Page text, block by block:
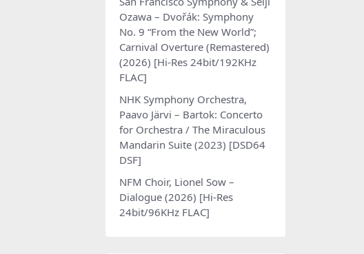
Ozawa – Dvořák: Symphony
No. 9 “From the New World”;
Carnival Overture (Remastered)
(2026) [Hi-Res 24bit/192KHz
FLAC]
NHK Symphony Orchestra,
Paavo Järvi – Bartok: Concerto
for Orchestra / The Miraculous
Mandarin Suite (2023) [DSD64
DSF]
NFM Choir, Lionel Sow –
Dialogue (2026) [Hi-Res
24bit/96KHz FLAC]